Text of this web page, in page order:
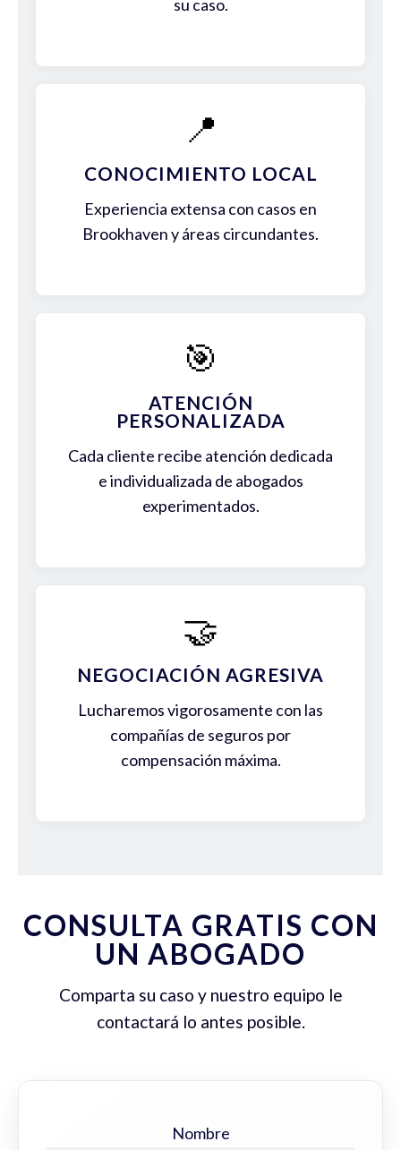
su caso.
📍
CONOCIMIENTO LOCAL
Experiencia extensa con casos en
Brookhaven y áreas circundantes.
🎯
ATENCIÓN
PERSONALIZADA
Cada cliente recibe atención dedicada
e individualizada de abogados
experimentados.
🤝
NEGOCIACIÓN AGRESIVA
Lucharemos vigorosamente con las
compañías de seguros por
compensación máxima.
CONSULTA GRATIS CON
UN ABOGADO
Comparta su caso y nuestro equipo le
contactará lo antes posible.
Nombre